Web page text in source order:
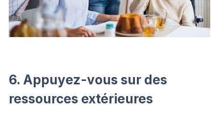
6. Appuyez-vous sur des
ressources extérieures